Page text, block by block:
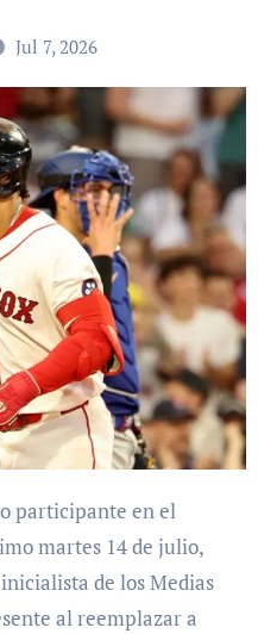
Jul 7, 2026
martes 14 de julio,
de los Medias
al reemplazar a